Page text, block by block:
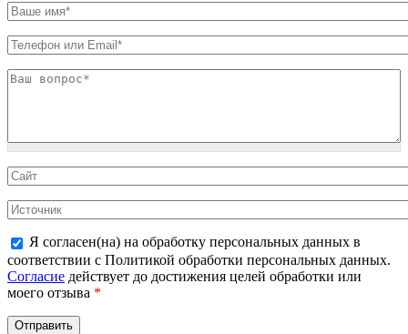
Я согласен(на) на обработку персональных данных в
соответствии с Политикой обработки персональных данных.
Согласие действует до достижения целей обработки или
моего отзыва *